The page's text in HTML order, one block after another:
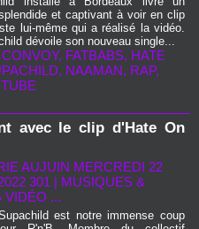
et captivant à voir en clip
lui-même qui a réalisé la vidéo.
dévoile son nouveau single...
, FATBABS, HATE
, NAAMAN, RAP,
avec le clip d'Hate On
AUJUIN MERCREDI 22
301 | MUSIQUES &
VIDÉO ...
est notre immense coup